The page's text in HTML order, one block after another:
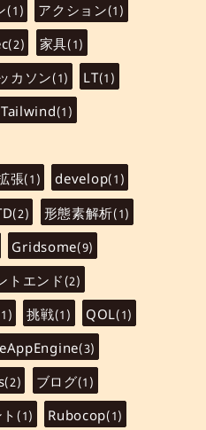
(1) アクション(1)
(2) 家具(1)
カソン(1) LT(1)
Tailwind(1)
張(1) develop(1)
(2) 形態素解析(1)
Gridsome(9)
トエンド (2)
挑戦(1) QOL(1)
(3)
(2) ブログ(1)
(1) Rubocop(1)